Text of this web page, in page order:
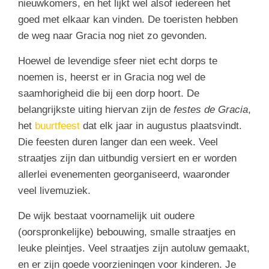
nieuwkomers, en het lijkt wel alsof iedereen het
goed met elkaar kan vinden. De toeristen hebben
de weg naar Gracia nog niet zo gevonden.
Hoewel de levendige sfeer niet echt dorps te
noemen is, heerst er in Gracia nog wel de
saamhorigheid die bij een dorp hoort. De
belangrijkste uiting hiervan zijn de festes de Gracia,
het buurtfeest dat elk jaar in augustus plaatsvindt.
Die feesten duren langer dan een week. Veel
straatjes zijn dan uitbundig versiert en er worden
allerlei evenementen georganiseerd, waaronder
veel livemuziek.
De wijk bestaat voornamelijk uit oudere
(oorspronkelijke) bebouwing, smalle straatjes en
leuke pleintjes. Veel straatjes zijn autoluw gemaakt,
en er zijn goede voorzieningen voor kinderen. Je